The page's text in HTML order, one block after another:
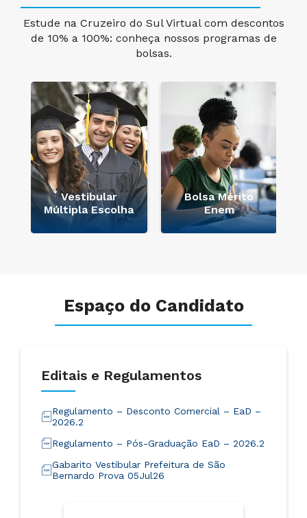
Estude na Cruzeiro do Sul Virtual com descontos
de 10% a 100%: conheça nossos programas de
bolsas.
Vestibular
Múltipla Escolha
Bolsa Mérito
Enem
Espaço do Candidato
Editais e Regulamentos
Regulamento – Desconto Comercial – EaD –
2026.2
Regulamento – Pós-Graduação EaD – 2026.2
Gabarito Vestibular Prefeitura de São
Bernardo Prova 05Jul26